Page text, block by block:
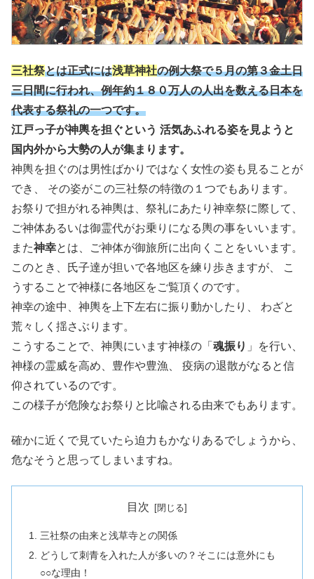
三社祭とは正式には浅草神社の例大祭で５月の第３金土日
三日間に行われ、例年約１８０万人の人出を数える日本を
代表する祭礼の一つです。
江戸っ子が神輿を担ぐという 活気あふれる姿を見ようと
国内外から大勢の人が集まります。
神輿を担ぐのは男性ばかりではなく女性の姿も見ることが
でき、 その姿がこの三社祭の特徴の１つでもあります。
お祭りで担がれる神輿は、祭礼にあたり神幸祭に際して、
ご神体あるいは御霊代がお乗りになる輿の事をいいます。
また神幸とは、ご神体が御旅所に出向くことをいいます。
このとき、氏子達が担いで各地区を練り歩きますが、 こ
うすることで神様に各地区をご覧頂くのです。
神幸の途中、神輿を上下左右に振り動かしたり、 わざと
荒々しく揺さぶります。
こうすることで、神輿にいます神様の「 魂振り 」を行い、
神様の霊威を高め、豊作や豊漁、 疫病の退散がなると信
仰されているのです。
この様子が危険なお祭りと比喩される由来でもあります。
確かに近くで見ていたら迫力もかなりあるでしょうから、
危なそうと思ってしまいますね。
目次
三社祭の由来と浅草寺との関係
どうして刺青を入れた人が多いの？そこには意外にも
○○な理由！